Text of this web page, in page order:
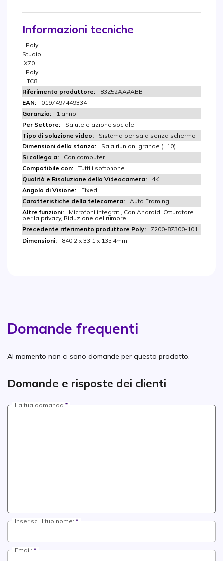
Informazioni tecniche
Poly
Studio
X70 +
Poly
TC8
83Z52AA#ABB
0197497449334
1 anno
Salute e azione sociale
Sistema per sala senza schermo
Sala riunioni grande (+10)
Con computer
Tutti i softphone
4K
Fixed
Auto Framing
Microfoni integrati, Con Android, Otturatore
per la privacy, Riduzione del rumore
7200-87300-101
840,2 x 33,1 x 135,4mm
Domande frequenti
Al momento non ci sono domande per questo prodotto.
Domande e risposte dei clienti
La tua domanda
Inserisci il tuo nome:
Email: